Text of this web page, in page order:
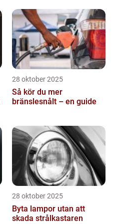
28 oktober 2025
Så kör du mer
bränslesnålt – en guide
28 oktober 2025
Byta lampor utan att
skada strålkastaren